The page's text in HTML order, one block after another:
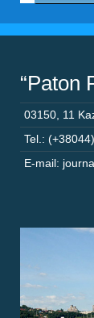
“Paton
03150 11
Tel.:
E-mail: